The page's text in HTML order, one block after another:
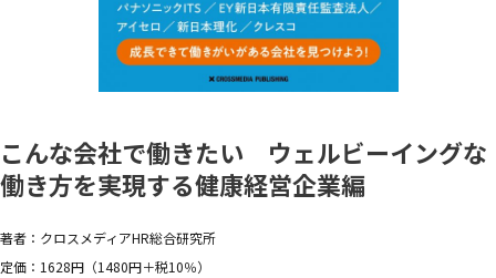
こんな会社で働きたい ウェルビーイングな
働き方を実現する健康経営企業編
著者：クロスメディアHR総合研究所
定価：1628円（1480円＋税10％）